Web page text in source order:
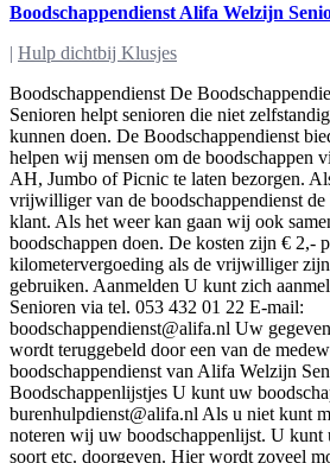
Boodschappendienst Alifa Welzijn
| Hulp dichtbij Klusjes
Boodschappendienst De
Senioren helpt senioren die niet
kunnen doen. De Boodschappendienst
helpen wij mensen om de boodschappen
AH, Jumbo of Picnic te laten bezorgen.
vrijwilliger van de boodschappendienst
klant. Als het weer kan gaan wij ook
boodschappen doen. De kosten zijn € 2,-
kilometervergoeding als de vrijwilliger
gebruiken. Aanmelden U kunt zich
Senioren via tel. 053 432 01 22 E-mail:
boodschappendienst@alifa.nl Uw
wordt teruggebeld door een van de
boodschappendienst van Alifa Welzijn
Boodschappenlijstjes U kunt uw
burenhulpdienst@alifa.nl Als u niet kunt
noteren wij uw boodschappenlijst. U kunt
soort etc. doorgeven. Hier wordt zoveel